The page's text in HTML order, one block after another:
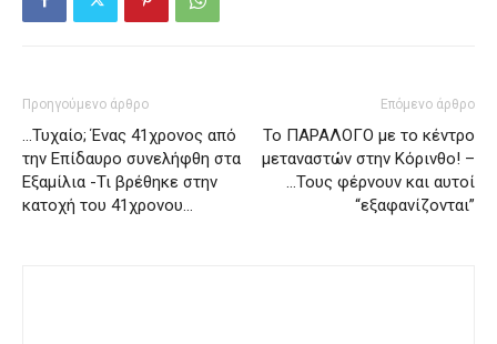
Προηγούμενο άρθρο
…Τυχαίο; Ένας 41χρονος από
την Επίδαυρο συνελήφθη στα
Εξαμίλια -Τι βρέθηκε στην
κατοχή του 41χρονου…
Επόμενο άρθρο
Το ΠΑΡΑΛΟΓΟ με το κέντρο
μεταναστών στην Κόρινθο! –
…Τους φέρνουν και αυτοί
“εξαφανίζονται”